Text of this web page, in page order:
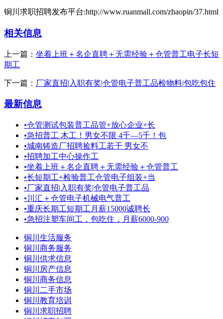
铜川求职招聘发布平台:http://www.ruanmall.com/zhaopin/37.html
相关信息
上一篇： 坐着上班＋名企直聘＋无需经验＋仓管普工电子长短
期工
下一篇： 厂家直招|入职有奖|仓管电子普工品检物料|包吃包住
最新信息
•仓管测试包装普工品管+放心企业+长
•急招普工 木工！男女不限 4千—5千！包
•城南铸造厂招聘捡料工若干 男女不
•招聘加工中心操作工
•坐着上班＋名企直聘＋无需经验＋仓管普工
•长短期工+检验普工仓管电子组装+当
•厂家直招|入职有奖|仓管电子普工品
• 川汇＋仓管电子机械电气普工
•重庆长期工短期工月薪15000诚聘长
•急招注塑车间工，包吃住，月薪6000-900
铜川生活服务
铜川商务服务
铜川供求信息
铜川房产信息
铜川商务信息
铜川二手市场
铜川教育培训
铜川求职招聘